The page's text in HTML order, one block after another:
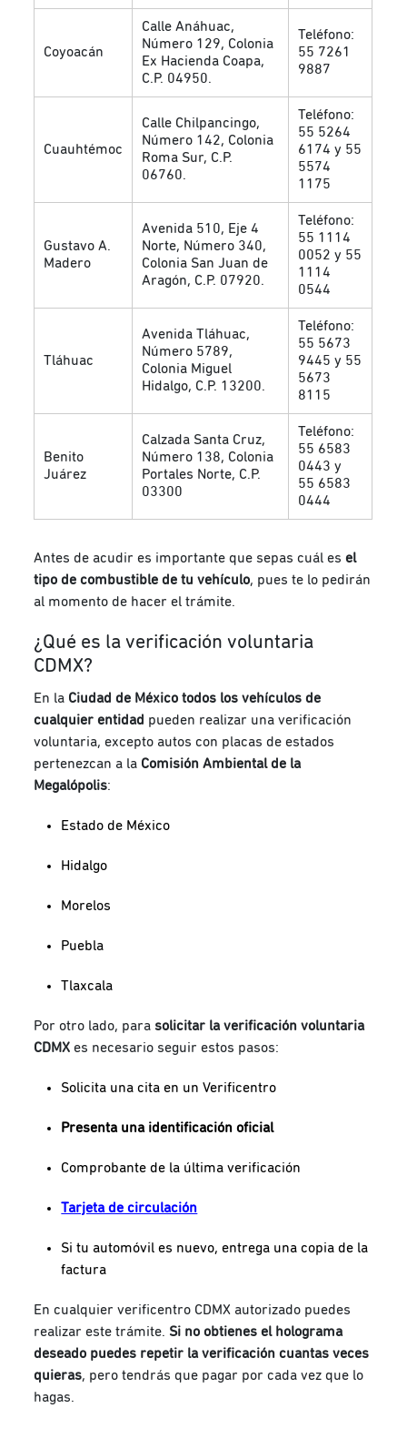
Coyoacán
Calle Anáhuac,
Número 129, Colonia
Ex Hacienda Coapa,
C.P. 04950.
Teléfono:
55 7261
9887
Cuauhtémoc
Calle Chilpancingo,
Número 142, Colonia
Roma Sur, C.P.
06760.
Teléfono:
55 5264
6174 y 55
5574
1175
Gustavo A.
Madero
Avenida 510, Eje 4
Norte, Número 340,
Colonia San Juan de
Aragón, C.P. 07920.
Teléfono:
55 1114
0052 y 55
1114
0544
Tláhuac
Avenida Tláhuac,
Número 5789,
Colonia Miguel
Hidalgo, C.P. 13200.
Teléfono:
55 5673
9445 y 55
5673
8115
Benito
Juárez
Calzada Santa Cruz,
Número 138, Colonia
Portales Norte, C.P.
03300
Teléfono:
55 6583
0443 y
55 6583
0444
Antes de acudir es importante que sepas cuál esel
tipo de combustible de tu vehículo, pues te lo pedirán
al momento de hacer el trámite.
¿Qué es la verificación voluntaria
CDMX?
En la Ciudad de México todos los vehículos de
cualquier entidad pueden realizar una verificación
voluntaria, excepto autos con placas de estados
pertenezcan a la Comisión Ambiental de la
Megalópolis:
Estado de México
Hidalgo
Morelos
Puebla
Tlaxcala
Por otro lado, parasolicitar la verificación voluntaria
CDMX es necesario seguir estos pasos:
Solicita una cita en un Verificentro
Presenta una identificación oficial
Comprobante de la última verificación
Tarjeta de circulación
Si tu automóvil es nuevo, entrega una copia de la
factura
En cualquier verificentro CDMX autorizado puedes
realizar este trámite. Si no obtienes el holograma
deseado puedes repetir la verificación cuantas veces
quieras, pero tendrás que pagar por cada vez que lo
hagas.